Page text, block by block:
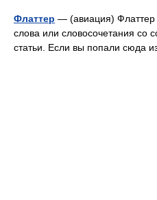
Флаттер — (авиация) Флаттер
слова или словосочетания со
статьи. Если вы попали сюда